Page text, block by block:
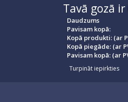
Tavā gozā ir
Daudzums
Pavisam kopā:
Kopā produkti: (ar
Kopā piegāde: (ar
Pavisam kopā: (ar
Turpināt iepirkties